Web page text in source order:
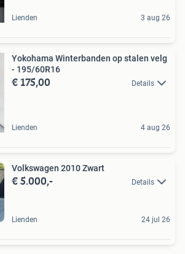
Lienden 3 aug 26
Yokohama Winterbanden op stalen velg
- 195/60R16
€ 175,00 Details
Lienden 4 aug 26
Volkswagen 2010 Zwart
€ 5.000,- Details
Lienden 24 jul 26